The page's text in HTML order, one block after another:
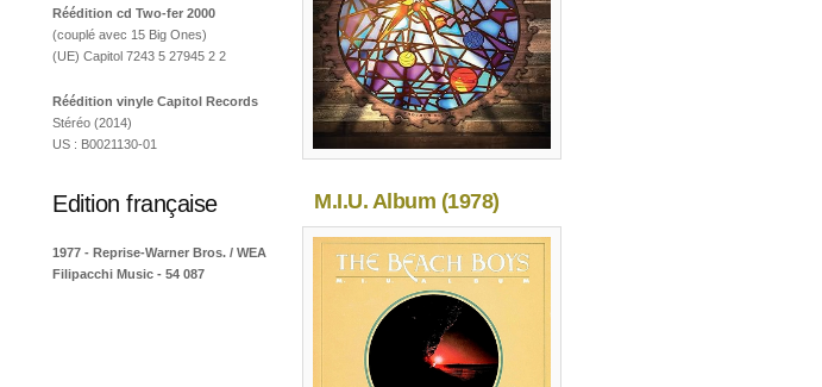
Réédition cd Two-fer 2000
(couplé avec 15 Big Ones)
(UE) Capitol 7243 5 27945 2 2
Réédition vinyle Capitol Records
Stéréo (2014)
US : B0021130-01
Edition française
1977 - Reprise-Warner Bros. / WEA
Filipacchi Music - 54 087
M.I.U. Album (1978)